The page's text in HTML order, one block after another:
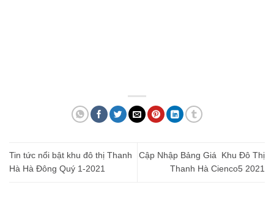
Tin tức nổi bật khu đô thị Thanh
Hà Hà Đông Quý 1-2021
Cập Nhập Bảng Giá Khu Đô Thị
Thanh Hà Cienco5 2021